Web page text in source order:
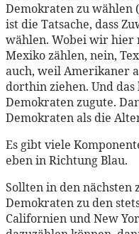
Demokraten zu wählen
ist die Tatsache, dass
wählen. Wobei wir hier
Mexiko zählen, nein,
auch, weil Amerikaner
dorthin ziehen. Und
Demokraten zugute.
Demokraten als die
Es gibt viele
eben in Richtung Blau.
Sollten in den nächsten
Demokraten zu den
Californien und New